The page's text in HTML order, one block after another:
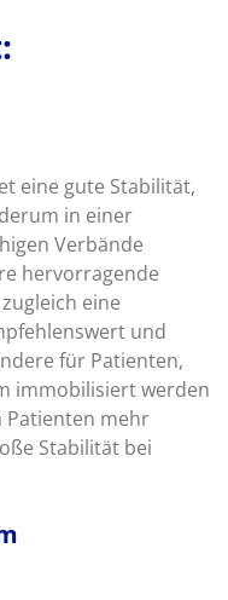
eine gute Stabilität,
in einer
Verbände
hervorragende
eine
und
für Patienten,
immobilisiert werden
Patienten mehr
Stabilität bei